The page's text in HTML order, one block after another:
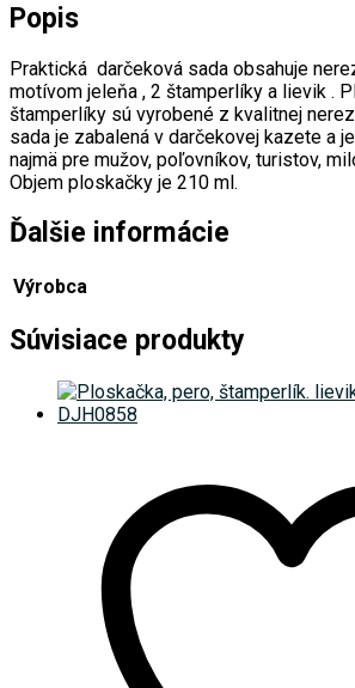
Popis
Praktická darčeková sada obsahuje
motívom jeleňa , 2 štamperlíky a lievik .
štamperlíky sú vyrobené z kvalitnej
sada je zabalená v darčekovej kazete a
najmä pre mužov, poľovníkov, turistov,
Objem ploskačky je 210 ml.
Ďalšie informácie
Výrobca
Súvisiace produkty